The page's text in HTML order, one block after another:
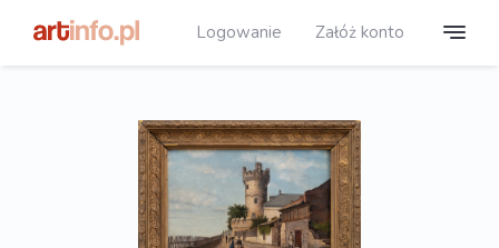
Logowanie Załóż konto